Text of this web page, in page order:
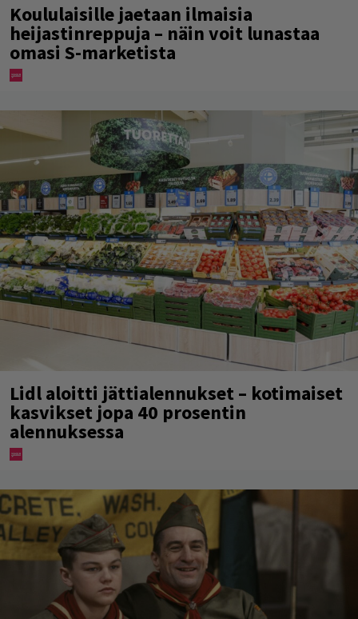
Koululaisille jaetaan ilmaisia
heijastinreppuja – näin voit lunastaa
omasi S-marketista
Lidl aloitti jättialennukset – kotimaiset
kasvikset jopa 40 prosentin
alennuksessa